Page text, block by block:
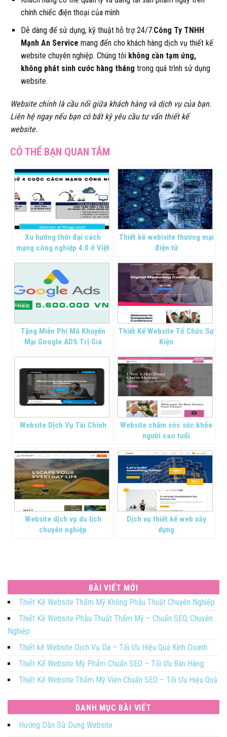
chính chiếc điện thoại của mình
Dễ dàng để sử dụng, kỹ thuật hỗ trợ 24/7.Công Ty TNHH
Mạnh An Service mang đến cho khách hàng dịch vụ thiết kế
website chuyên nghiệp. Chúng tôi không cần tạm ứng,
không phát sinh cước hàng tháng trong quá trình sử dụng
website.
Website chính là cầu nối giữa khách hàng và dịch vụ của bạn.
Liên hệ ngay nếu bạn có bất kỳ yêu cầu tư vấn thiết kế
website.
Xu hướng thời đại cách
mạng công nghiệp 4.0 ở Việt
Thiết kế webisite thương mại
điện tử
Tặng Miễn Phí Mã Khuyến
Mại Google ADS Trị Giá
Thiết Kế Website Tổ Chức Sự
Kiện
Website Dịch Vụ Tài Chính
Website chăm sóc sức khỏe
người cao tuổi
Website dịch vụ du lịch
chuyên nghiệp
Dịch vụ thiết kế web xây
dựng
BÀI VIẾT MỚI
Thiết Kế Website Thẩm Mỹ Không Phẫu Thuật Chuyên Nghiệp
Thiết Kế Website Phẫu Thuật Thẩm Mỹ – Chuẩn SEO, Chuyên
Nghiệp
Thiết kế Website Dịch Vụ Da – Tối Ưu Hiệu Quả Kinh Doanh
Thiết Kế Website Mỹ Phẩm Chuẩn SEO – Tối Ưu Bán Hàng
Thiết Kế Website Thẩm Mỹ Viện Chuẩn SEO – Tối Ưu Hiệu Quả
DANH MỤC BÀI VIẾT
Hướng Dẫn Sử Dụng Website